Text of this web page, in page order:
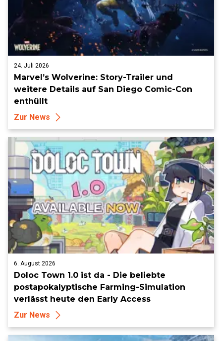
24. Juli 2026
Marvel’s Wolverine: Story-Trailer und
weitere Details auf San Diego Comic-Con
enthüllt
Zur News
6. August 2026
Doloc Town 1.0 ist da - Die beliebte
postapokalyptische Farming-Simulation
verlässt heute den Early Access
Zur News